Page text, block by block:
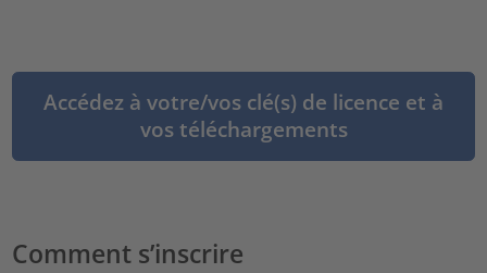
Accédez à votre/vos clé(s) de licence et à
vos téléchargements
Comment s’inscrire